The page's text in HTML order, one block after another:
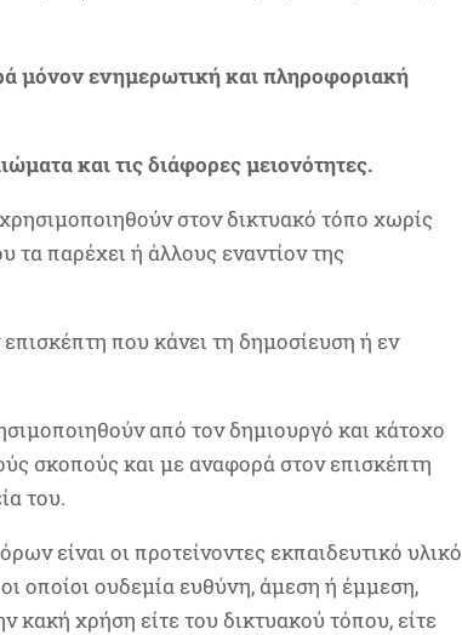
μόνον ενημερωτική και πληροφοριακή
και τις διάφορες μειονότητες.
στον δικτυακό τόπο χωρίς
τα παρέχει ή άλλους εναντίον της
που κάνει τη δημοσίευση ή εν
από τον δημιουργό και κάτοχο
σκοπούς και με αναφορά στον επισκέπτη
του.
είναι οι προτείνοντες εκπαιδευτικό υλικό
οποίοι ουδεμία ευθύνη, άμεση ή έμμεση,
κακή χρήση είτε του δικτυακού τόπου, είτε